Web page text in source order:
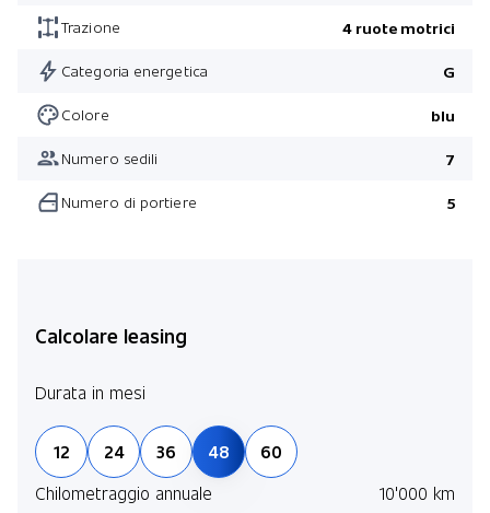
System Travel & Comfort
Barra di rimorchio
Griglia Iconic Glow
Kit M Sport
Driving Assistant Professional
Kit Ambient Air
Kit M Sport
Trazione 4 ruote motrici
Categoria energetica G
Colore blu
Numero sedili 7
Numero di portiere 5
Calcolare leasing
Durata in mesi
12 24 36 48
60
Chilometraggio annuale
10'000 km